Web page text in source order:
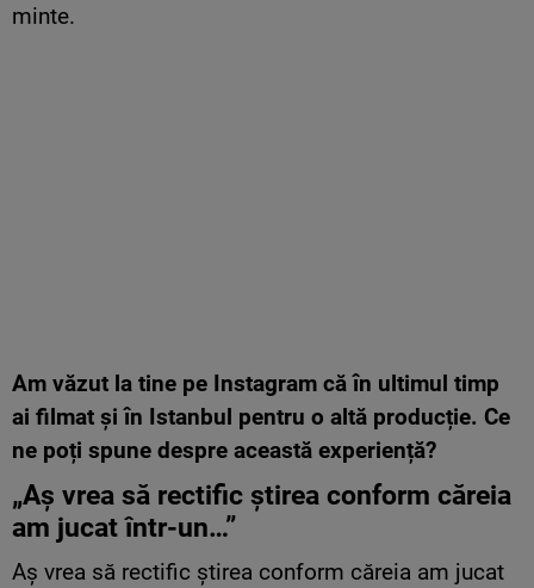
minte.
Am văzut la tine pe Instagram că în ultimul timp
ai filmat și în Istanbul pentru o altă producție. Ce
ne poți spune despre această experiență?
„Aș vrea să rectific știrea conform căreia
am jucat într-un…”
Aș vrea să rectific știrea conform căreia am jucat